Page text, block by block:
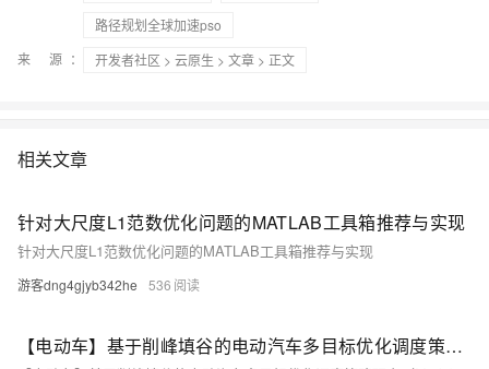
路径规划全球加速pso
来 源：
开发者社区 > 云原生 > 文章 > 正文
相关文章
针对大尺度L1范数优化问题的MATLAB工具箱推荐与实现
针对大尺度L1范数优化问题的MATLAB工具箱推荐与实现
游客dng4gjyb342he 536
【电动车】基于削峰填谷的电动汽车多目标优化调度策略研究（Matlab代码实现）